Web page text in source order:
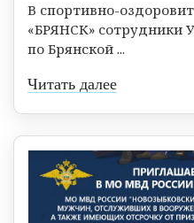
В спортивно-
«БРЯНСК» сотрудники
по Брянской ...
Читать далее